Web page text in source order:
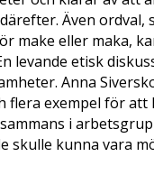
Även ordval,
make eller maka,
levande etisk
Anna
flera exempel för att
i
skulle kunna vara